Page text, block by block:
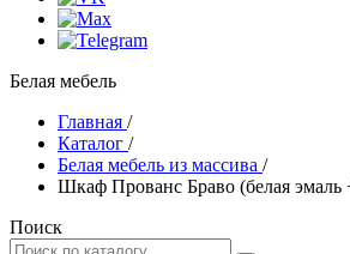
Белая мебель
Главная /
Каталог /
Белая мебель из массива /
Шкаф Прованс Браво (белая эмаль
Поиск